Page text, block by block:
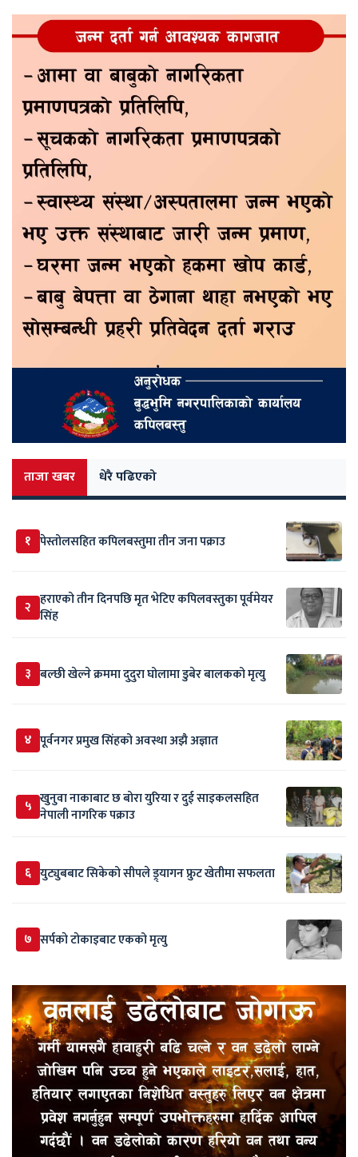
ताजा खबर धेरै पढिएको
१ पेस्तोलसहित कपिलबस्तुमा तीन जना पक्राउ
२ हराएको तीन दिनपछि मृत भेटिए कपिलवस्तुका पूर्वमेयर
सिंह
३ बल्छी खेल्ने क्रममा दुदुरा घोलामा डुबेर बालकको मृत्यु
४ पूर्वनगर प्रमुख सिंहको अवस्था अझै अज्ञात
५ खुनुवा नाकाबाट छ बोरा युरिया र दुई साइकलसहित
नेपाली नागरिक पक्राउ
६ युट्युबबाट सिकेको सीपले ड्र्यागन फ्रुट खेतीमा सफलता
७ सर्पकाे टाेकाइबाट एकको मृत्यु